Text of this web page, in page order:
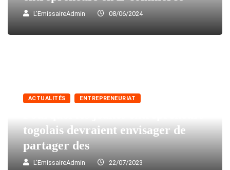
L'EmissaireAdmin 08/06/2024
ACTUALITÉS ENTREPRENEURIAT
togolais devraient envisager de
partager des
L'EmissaireAdmin 22/07/2023